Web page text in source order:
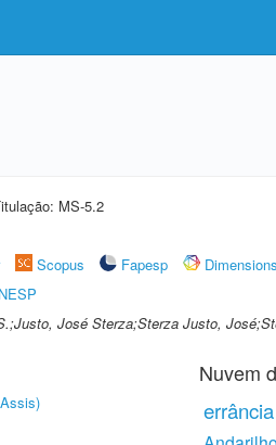
MS-5.2
Scopus Fapesp
Dimensions
José Sterza;Sterza Justo,
Nuvem
errância